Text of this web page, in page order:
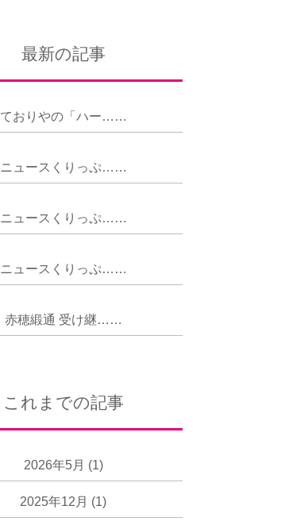
最新の記事
ておりやの「ハー……
ニュースくりっぷ……
ニュースくりっぷ……
ニュースくりっぷ……
赤穂緞通 受け継……
これまでの記事
2026年5月 (1)
2025年12月 (1)